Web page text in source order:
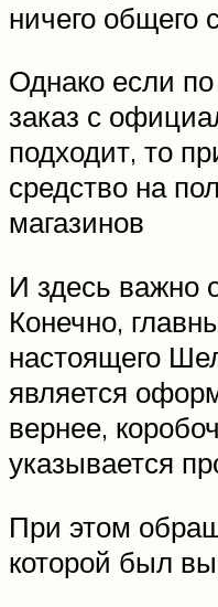
ничего общего
Однако если
заказ с
подходит, то
средство на
магазинов
И здесь важно
Конечно,
настоящего
является
вернее,
указывается
При этом
которой был